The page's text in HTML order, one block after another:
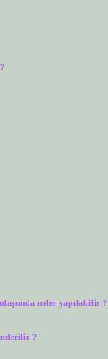
neler yapılabilir ?
?